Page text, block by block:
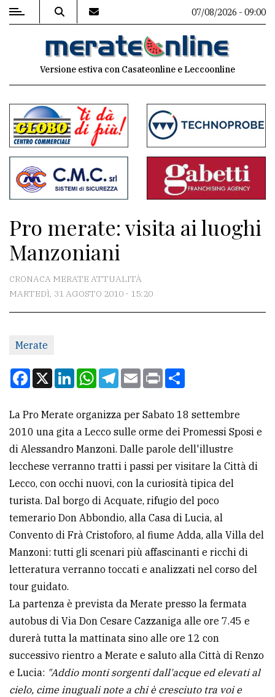
MENU
commenti
Contenuti
del
sito
Associazioni
Meteo
redazione
Scrivici
la
tua
pubblicità
CERCA
Cerca
per
comune
Ricerca
avanzata
LE
ALTRE
TESTATE
07/08/2026 - 09:00
Versione estiva con Casateonline e Leccoonline
Pro merate: visita ai luoghi
Manzoniani
CRONACA MERATE ATTUALITÀ
MARTEDÌ, 31 AGOSTO 2010 - 15:20
Merate
Facebook
X LinkedInWhatsApp
Telegram
EmailPrint
La Pro Merate organizza per Sabato 18 settembre
2010 una gita a Lecco sulle orme dei Promessi Sposi e
di Alessandro Manzoni. Dalle parole dell'illustre
lecchese verranno tratti i passi per visitare la Città di
Lecco, con occhi nuovi, con la curiosità tipica del
turista. Dal borgo di Acquate, rifugio del poco
temerario Don Abbondio, alla Casa di Lucia, al
Convento di Frà Cristoforo, al fiume Adda, alla Villa del
Manzoni: tutti gli scenari più affascinanti e ricchi di
letteratura verranno toccati e analizzati nel corso del
tour guidato.
La partenza è prevista da Merate presso la fermata
autobus di Via Don Cesare Cazzaniga alle ore 7.45 e
durerà tutta la mattinata sino alle ore 12 con
successivo rientro a Merate e saluto alla Città di Renzo
e Lucia: "Addio monti sorgenti dall'acque ed elevati al
cielo, cime inuguali note a chi è cresciuto tra voi e